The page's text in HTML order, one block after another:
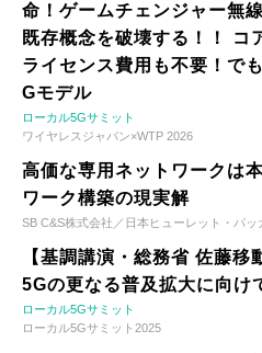
命！ゲームチェンジャー無
既存概念を破壊する！！ コ
ライセンス費用も不要！で
Gモデル
ローカル5Gサミット
ワイヤレスジャパン×WTP 2026
高価な専用ネットワークは
ワーク構築の現実解
SB C&S株式会社／日本ヒューレット・パッ
【基調講演・総務省 佐藤
5Gの更なる普及拡大に向け
ローカル5Gサミット
ローカル5Gサミット2025